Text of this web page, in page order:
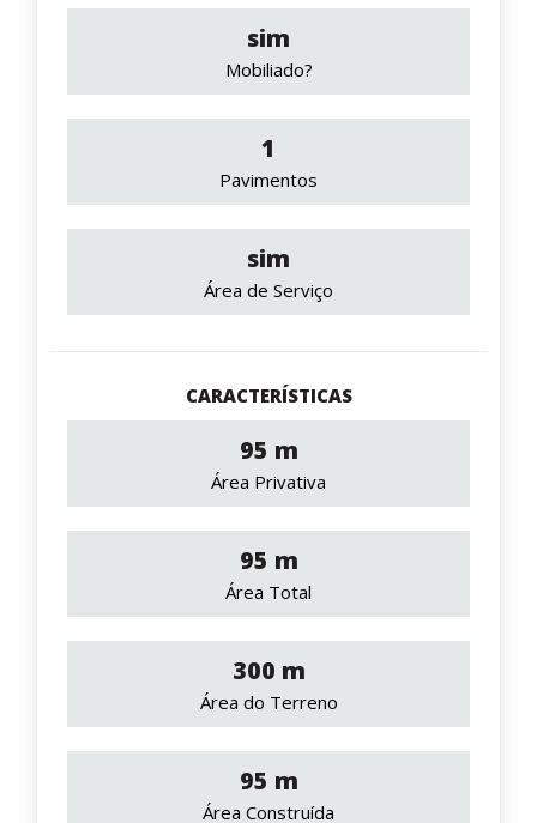
sim
Mobiliado?
1
Pavimentos
sim
Área de Serviço
CARACTERÍSTICAS
95 m
Área Privativa
95 m
Área Total
300 m
Área do Terreno
95 m
Área Construída